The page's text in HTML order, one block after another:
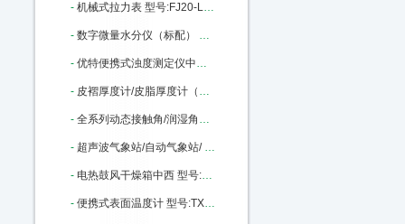
- 机械式拉力表 型号:FJ20-LLB-200KN库号：M17748
- 数字微量水分仪（标配） 中西 型号:CY02-USI-1AB库号：M307456
- 优特便携式浊度测定仪中西 型号:Eutech TN100库号：M355510
- 皮褶厚度计/皮脂厚度计（量程60mm）中西 型号:M380980库号：M380980
- 全系列动态接触角/润湿角测量仪中西 型号:SZ10-JC2000C库号：M396355
- 超声波气象站/自动气象站/ 型号:XP1-PH库号：M399159
- 电热鼓风干燥箱中西 型号:DGF3006B库号：M405910
- 便携式表面温度计 型号:TX2-LT-02库号：M405913